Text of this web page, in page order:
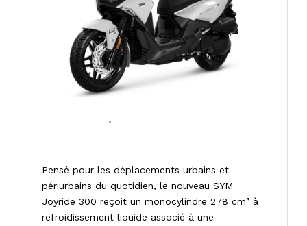
•
Pensé pour les déplacements urbains et
périurbains du quotidien, le nouveau SYM
Joyride 300 reçoit un monocylindre 278 cm³ à
refroidissement liquide associé à une